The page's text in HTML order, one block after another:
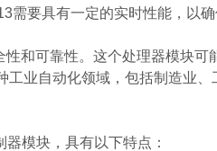
需要具有一定的实时性能，以
和可靠性。这个处理器模块可
业自动化领域，包括制造业、
模块，具有以下特点：